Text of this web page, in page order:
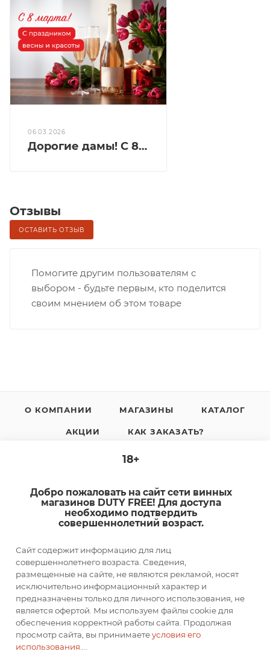
06.03.2026
Дорогие дамы! С 8 Марта!
Отзывы
ОСТАВИТЬ ОТЗЫВ
Помогите другим пользователям с
выбором - будьте первым, кто поделится
своим мнением об этом товаре
О КОМПАНИИ МАГАЗИНЫ КАТАЛОГ
АКЦИИ КАК ЗАКАЗАТЬ?
ЗАРЕГИСТРИРОВАТЬ КАРТУ
+7-920-385-99-00
sale@dutyfree-online.ru
г. Кострома, ул. Шагова, д. 221, кв. 24
ПОДПИСАТЬСЯ НА РАССЫЛКУ
18+
Добро пожаловать на сайт сети винных
магазинов DUTY FREE! Для доступа
необходимо подтвердить
совершеннолетний возраст.
Сайт содержит информацию для лиц
совершеннолетнего возраста. Сведения,
размещенные на сайте, не являются рекламой, носят
исключительно информационный характер и
предназначены только для личного использования, не
является офертой. Мы используем файлы cookie для
обеспечения корректной работы сайта. Продолжая
просмотр сайта, вы принимаетеусловия его
использования....